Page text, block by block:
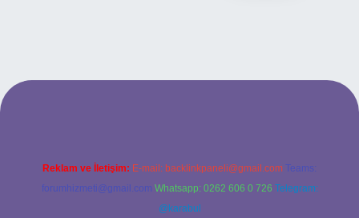
giriş adresi
Reklam ve İletişim: E-mail: backlinkpaneli@gmail.com Teams:
forumhizmeti@gmail.com Whatsapp: 0262 606 0 726 Telegram:
@karabul